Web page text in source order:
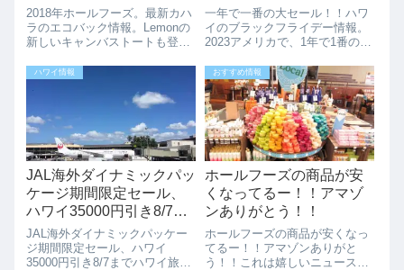
ンバストートも登場して
ます。
2018年ホールフーズ。最新カハ
ラのエコバック情報。Lemonの
新しいキャンバストートも登場
バック情報はこちらです。お店
ナーになります。定番のホール
フーズのエコバック、クーラー
バックな...
一年で一番の大セール！！ハワ
イのブラックフライデー情報。
2023アメリカで、1年で1番の大
ー」が近づいてきました。アメ
リカ合では感謝祭（サンクスギ
ビングデー）（11月の第4木曜
日2023/11/23）の翌日（20...
ハワイ情報
JAL海外ダイナミックパッ
ケージ期間限定セール、
ハワイ35000円引き8/7ま
で
JAL海外ダイナミックパッケー
ジ期間限定セール、ハワイ
35000円引き8/7までハワイ旅行
おすすめ情報
ホールフーズの商品が安
くなってるー！！アマゾ
ンありがとう！！
ホールフーズの商品が安くなっ
てるー！！アマゾンありがと
う！！これは嬉しいニュースで